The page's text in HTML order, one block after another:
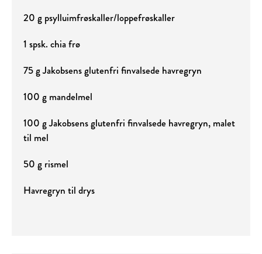
20 g psylluimfrøskaller/loppefrøskaller
1 spsk. chia frø
75 g Jakobsens glutenfri finvalsede havregryn
100 g mandelmel
100 g Jakobsens glutenfri finvalsede havregryn, malet
til mel
50 g rismel
Havregryn til drys